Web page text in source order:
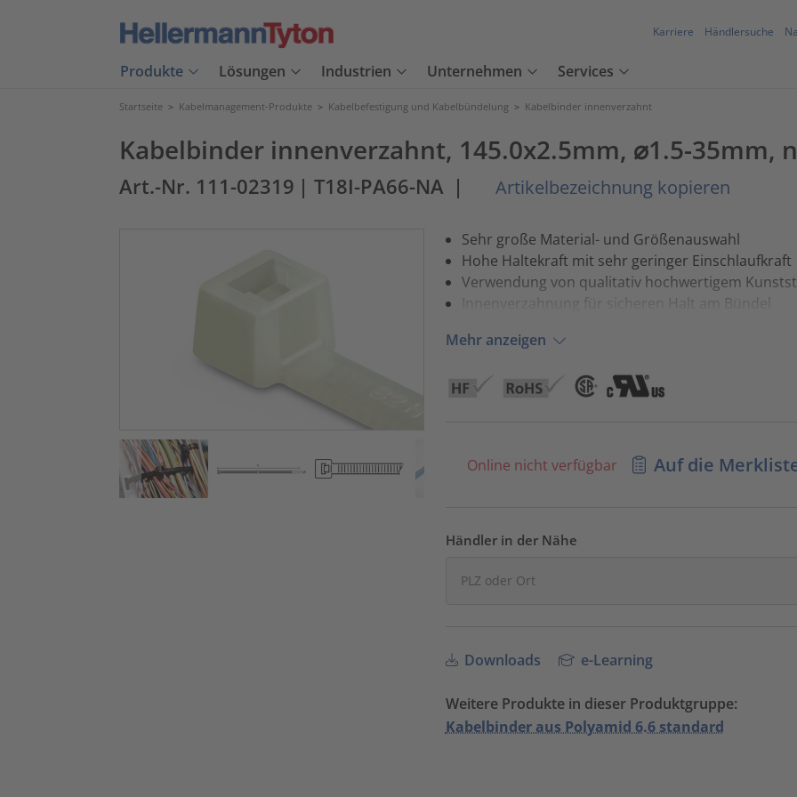
Karriere Händlersuche
Produkte Lösungen Industrien Unternehmen Services
Startseite > Kabelmanagement-Produkte > Kabelbefestigung und Kabelbündelung > Kabelbinder innenverzahnt
Kabelbinder innenverzahnt, 145.0x2.5mm, ⌀1.5-35mm,
Art.-Nr. 111-02319 | T18I-PA66-NA | Artikelbezeichnung kopieren
Sehr große Material- und Größenauswahl
Hohe Haltekraft mit sehr geringer Einschlaufkraft
Verwendung von qualitativ hochwertigem
Innenverzahnung für sicheren Halt am Bündel
Mehr anzeigen
Online nicht verfügbar Auf die
Händler in der Nähe
Downloads e-Learning
Weitere Produkte in dieser Produktgruppe:
Kabelbinder aus Polyamid 6.6 standard